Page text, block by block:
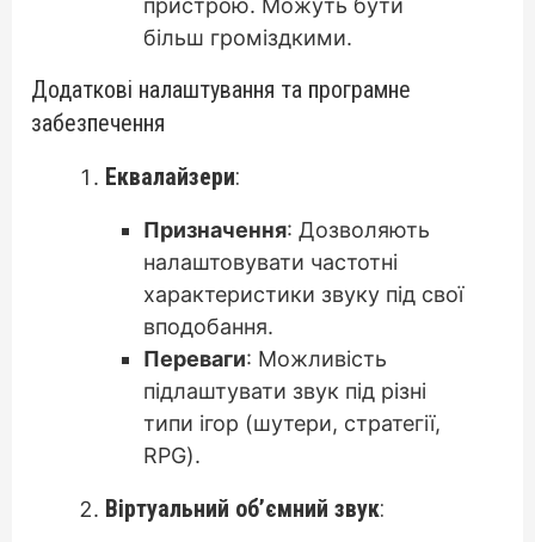
пристрою. Можуть бути
більш громіздкими.
Додаткові налаштування та програмне
забезпечення
Еквалайзери:
Призначення: Дозволяють
налаштовувати частотні
характеристики звуку під свої
вподобання.
Переваги: Можливість
підлаштувати звук під різні
типи ігор (шутери, стратегії,
RPG).
Віртуальний об’ємний звук: